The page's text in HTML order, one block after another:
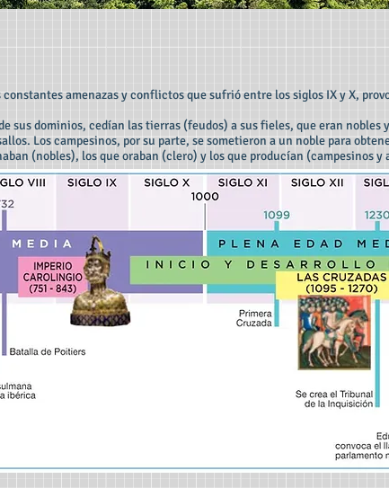
amenazas y conflictos que sufrió entre los siglos IX y X,
sus dominios, cedían las tierras (feudos) a sus fieles, que eran nobles
Los campesinos, por su parte, se sometieron a un noble para
(nobles), los que oraban (clero) y los que producían (campesinos y